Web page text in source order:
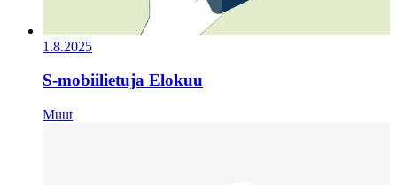
1.8.2025
S-mobiilietuja Elokuu
Muut